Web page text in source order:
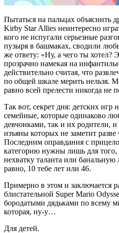
Пытаться на пальцах объяснить
Kirby Star Allies неинтересно
кого не испугали серьезные
пузыря в башмаках, сводили
же ответу: «Ну, а чего ты хотел?
прозрачно намекая на
действительно считая, что
по общей шкале мерить нельзя.
равно всей прелести никогда не
Так вот, секрет дня: детских игр
семейные, которые одинаково
девчонками, так и их родители,
изъяны которых не заметит
Последним оправдания с
категорию нужны лишь для того,
нехватку таланта или
равно, 10 тебе лет или 46.
Примерно в этом и заключается
блистательной Super Mario
бородатыми дядьками по всему
которая, ну-у…
Для детей.